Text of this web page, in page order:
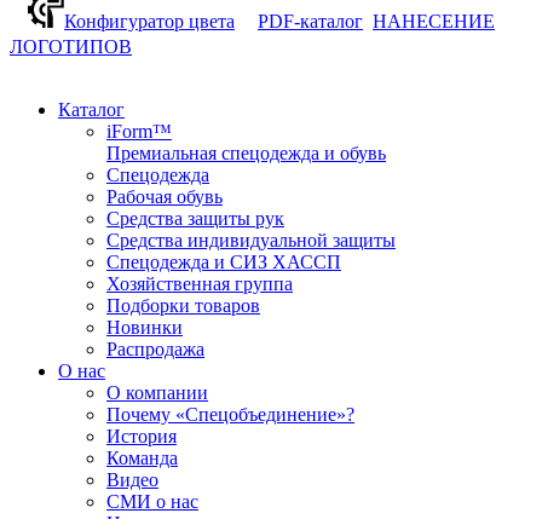
Конфигуратор цвета
PDF-каталог НАНЕСЕНИЕ
ЛОГОТИПОВ
Каталог
iForm™
Премиальная спецодежда и обувь
Спецодежда
Рабочая обувь
Средства защиты рук
Средства индивидуальной защиты
Спецодежда и СИЗ ХАССП
Хозяйственная группа
Подборки товаров
Новинки
Распродажа
О нас
О компании
Почему «Спецобъединение»?
История
Команда
Видео
СМИ о нас